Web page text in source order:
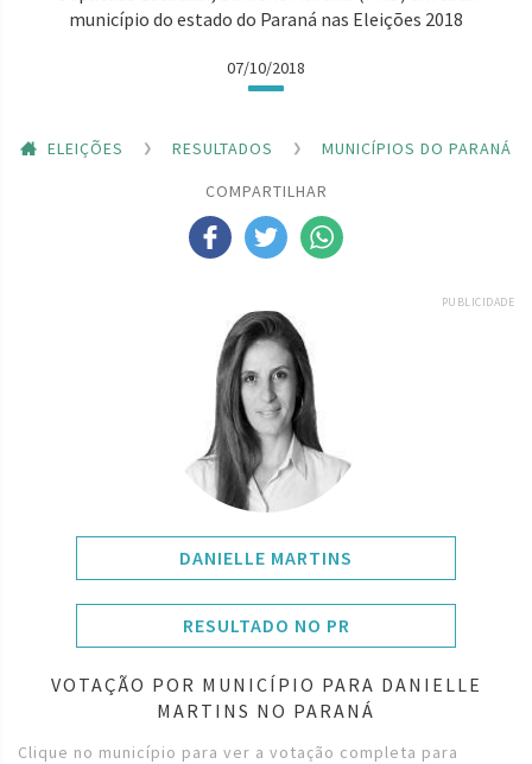
município do estado do Paraná nas Eleições 2018
07/10/2018
ELEIÇÕES RESULTADOS
MUNICÍPIOS DO PARANÁ
COMPARTILHAR
PUBLICIDADE
DANIELLE MARTINS
RESULTADO NO PR
VOTAÇÃO POR MUNICÍPIO PARA DANIELLE
MARTINS NO PARANÁ
Clique no município para ver a votação completa para